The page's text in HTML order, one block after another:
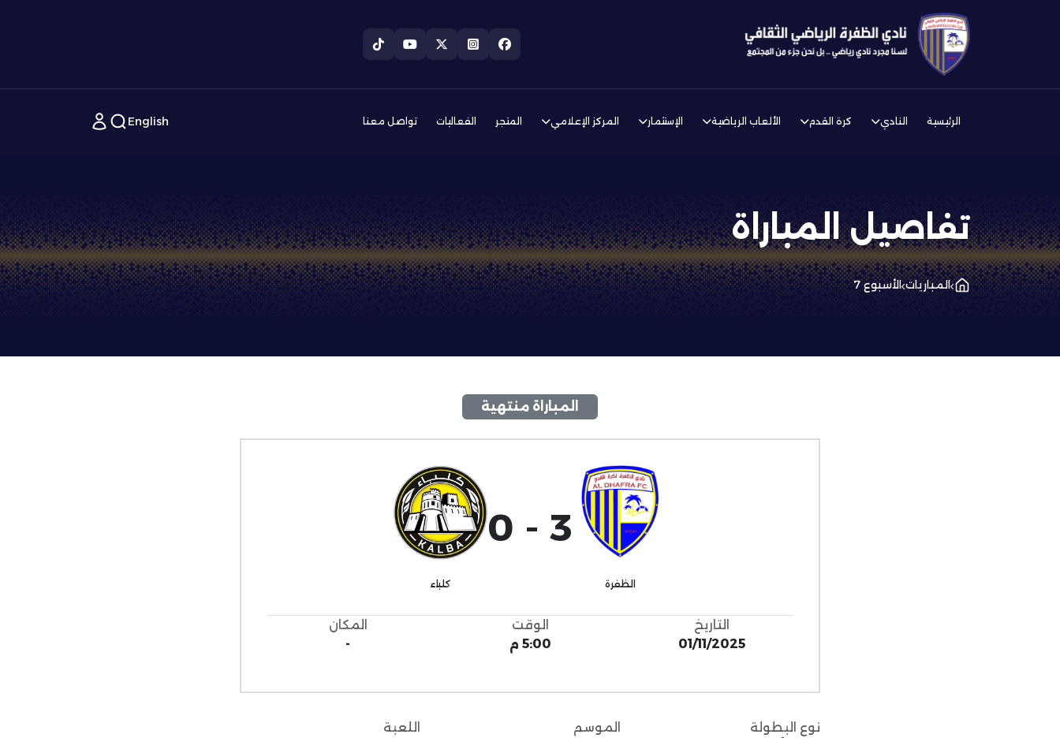
الرئيسية النادي كرة القدم الألعاب الرياضية الإستثمار المركز الإعلامي المتجر الفعاليات تواصل معنا English
تفاصيل المباراة
المباريات الأسبوع 7
المباراة منتهية
الظفرة
3 - 0
كلباء
التاريخ
01/11/2025
الوقت
5:00 م
المكان
-
نوع البطولة
الموسم
اللعبة